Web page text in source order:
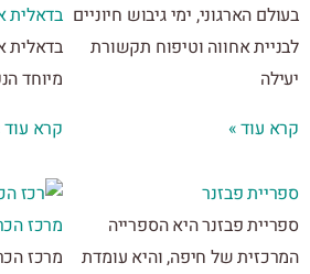
הארגוני, ימי גיבוש חיוניים
אחווה וטיפוח תקשורת
עוד »
בדאלית אל
בדאלית אל
מיוחד
קרא עוד »
פבזנר
פבזנר היא הספרייה
של חיפה, והיא עומדת
מרכז הכרמל
מרכז הכרמל